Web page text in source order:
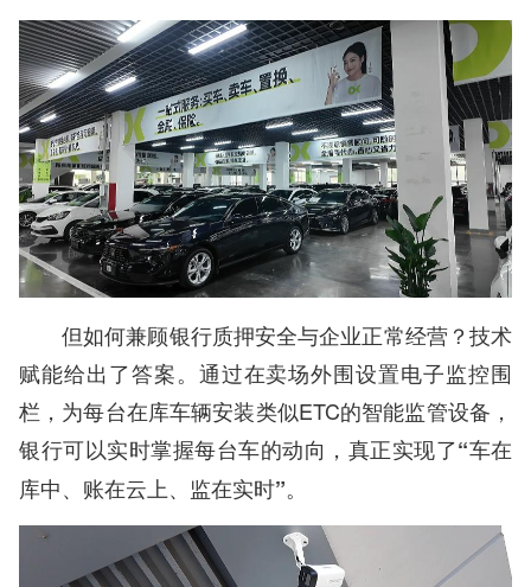
但如何兼顾银行质押安全与企业正常经营？技术
赋能给出了答案。通过在卖场外围设置电子监控围
栏，为每台在库车辆安装类似ETC的智能监管设备，
银行可以实时掌握每台车的动向， 真正实现了“车在
库中、账在云上、监在实时”。